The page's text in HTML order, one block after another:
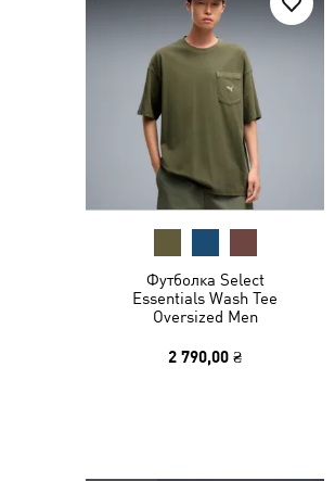
Футболка Select
Essentials Wash Tee
Oversized Men
2 790,00 ₴